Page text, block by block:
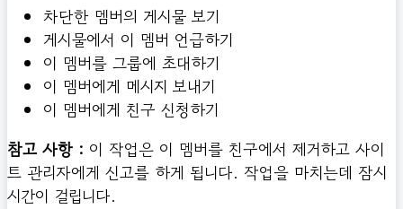
차단한 멤버의 게시물 보기
게시물에서 이 멤버 언급하기
이 멤버를 그룹에 초대하기
이 멤버에게 메시지 보내기
이 멤버에게 친구 신청하기
참고 사항 : 이 작업은 이 멤버를 친구에서 제거하고 사이
트 관리자에게 신고를 하게 됩니다. 작업을 마치는데 잠시
시간이 걸립니다.